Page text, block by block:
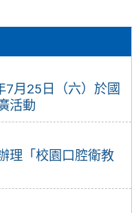
7月25日（六）於國
活動
理「校園口腔衛教